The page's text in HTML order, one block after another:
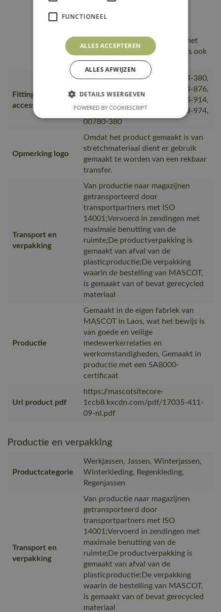
efficiënte isolatie, De
combineert een laag gewicht met
een zeer hoge slijtvastheid en is ook
nog eens waterdicht.
Fitting
accessories
00781-380, 50077-843, 50604-380,
18250-803, 18350-803, 50404-876,
50454-913, 20650-610, 50455-914,
50562-940, 18150-807, 50603-974,
00780-380
Opmerking logo
Omdat het product gemaakt is van
stretchmateriaal dient er gebruik
gemaakt te worden van een rekbaar
transfer.
Transport en
verpakking
Van productie naar magazijnen
getransporteerd door
transportpartners met ISO
14001;Vervoerd in zendingen met
maximale benutting van de
ruimte;De productverpakking is
gemaakt van afval van de
plasticproductie;De verpakking
waarin de bestelling van MASCOT,
is gemaakt van of bevat gerecycled
materiaal
Productie
Gemaakt in de eigen fabriek van
MASCOT in Laos, wat het bewijs is
van goede en veilige
medewerkerrelaties en
werkomstandigheden, Gemaakt in
productie met een SA8000-
certificaat
Url product pdf
https://mascotsitecore-
1ccb8.kxcdn.com/pdf/17035-411-
09-nl.pdf
Productie en verpakking
Productcategorie
Werkjassen, Jassen, Winterjassen,
Winterkleding, Regenkleding,
Regenjassen
Transport en
verpakking
Van productie naar magazijnen
getransporteerd door
transportpartners met ISO
14001;Vervoerd in zendingen met
maximale benutting van de
ruimte;De productverpakking is
gemaakt van afval van de
plasticproductie;De verpakking
waarin de bestelling van MASCOT,
is gemaakt van of bevat gerecycled
materiaal
FUNCTIONEEL
ALLES ACCEPTEREN
ALLES AFWIJZEN
DETAILS WEERGEVEN
POWERED BY COOKIESCRIPT